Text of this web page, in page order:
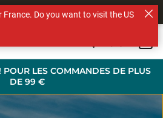
POUR LES COMMANDES DE PLUS
DE 99 €
OTHER BRANDS
France. Do you want to visit the US